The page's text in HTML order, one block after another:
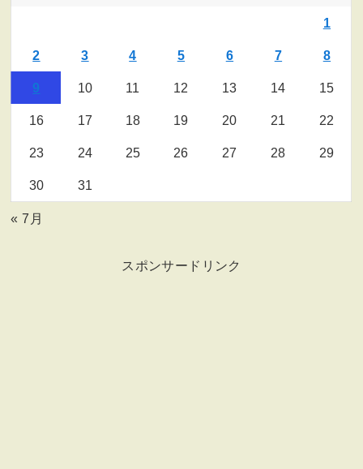
1
2 3 4 5 6 7 8
9 10 11 12 13 14 15
16 17 18 19 20 21 22
23 24 25 26 27 28 29
30 31
« 7月
スポンサードリンク